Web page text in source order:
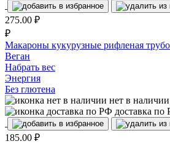
275.00 ₽
₽
Макароны кукурузные рифленая
Веган
Набрать вес
Энергия
Без глютена
нет в наличии
доставка по
185.00 ₽